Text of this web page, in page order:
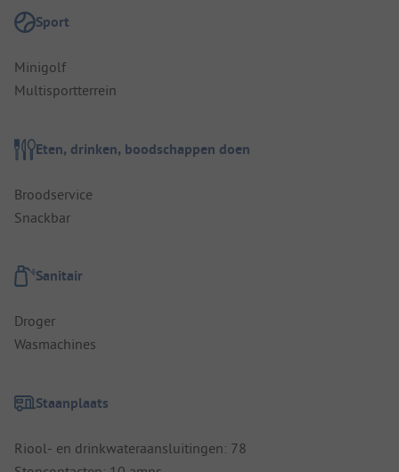
Sport
Minigolf
Multisportterrein
Eten, drinken, boodschappen doen
Broodservice
Snackbar
Sanitair
Droger
Wasmachines
Staanplaats
Riool- en drinkwateraansluitingen: 78